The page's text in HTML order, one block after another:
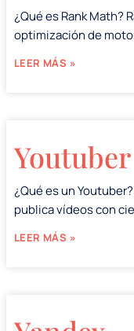
¿Qué es Rank Math?
optimización de
LEER MÁS »
Youtuber
¿Qué es un
publica vídeos con
LEER MÁS »